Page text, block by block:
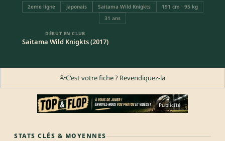
2eme ligne Japonais Saitama Wild Knigkts
191 cm · 95 kg
31 ans
DÉBUT EN CLUB
Saitama Wild Knigkts (2017)
C'est votre fiche ? Revendiquez-la
Publicité
STATS CLÉS & MOYENNES